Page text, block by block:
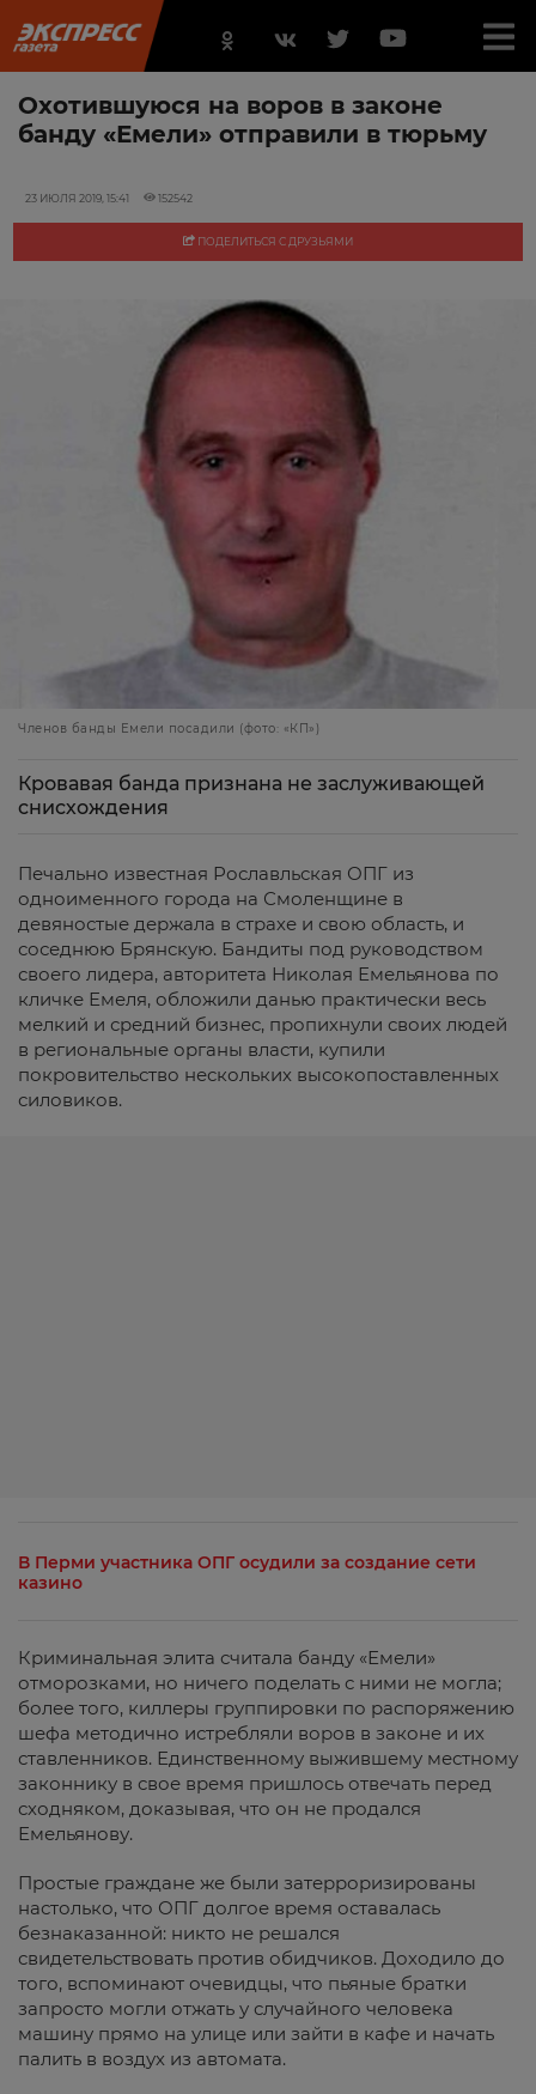
Охотившуюся на воров в законе
банду «Емели» отправили в тюрьму
23 ИЮЛЯ 2019, 15:41 152542
ПОДЕЛИТЬСЯ С ДРУЗЬЯМИ
Членов банды Емели посадили (фото: «КП»)
Кровавая банда признана не заслуживающей
снисхождения
Печально известная Рославльская ОПГ из
одноименного города на Смоленщине в
девяностые держала в страхе и свою область, и
соседнюю Брянскую. Бандиты под руководством
своего лидера, авторитета Николая Емельянова по
кличке Емеля, обложили данью практически весь
мелкий и средний бизнес, пропихнули своих людей
в региональные органы власти, купили
покровительство нескольких высокопоставленных
силовиков.
В Перми участника ОПГ осудили за создание сети
казино
Криминальная элита считала банду «Емели»
отморозками, но ничего поделать с ними не могла;
более того, киллеры группировки по распоряжению
шефа методично истребляли воров в законе и их
ставленников. Единственному выжившему местному
законнику в свое время пришлось отвечать перед
сходняком, доказывая, что он не продался
Емельянову.
Простые граждане же были затерроризированы
настолько, что ОПГ долгое время оставалась
безнаказанной: никто не решался
свидетельствовать против обидчиков. Доходило до
того, вспоминают очевидцы, что пьяные братки
запросто могли отжать у случайного человека
машину прямо на улице или зайти в кафе и начать
палить в воздух из автомата.